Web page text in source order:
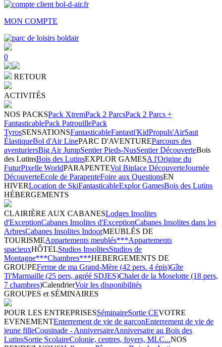
MON COMPTE
0
RETOUR
ACTIVITÉS
NOS PACKSPack XtremPack 2 ParcsPack 2 Parcs +
FantasticablePack PatrouillePack
TyrosSENSATIONSFantasticableFantasti'KidPropuls'AirSaut
ÉlastiqueBol d'Air LinePARC D'AVENTUREParcours des
aventuriersBig Air JumpSentier Pieds-NusSentier DécouverteBois
des LutinsBois des LutinsEXPLOR GAMESA l'Origine du
FuturPixelle WorldPARAPENTEVol Biplace DécouverteJournée
DécouverteEcole de ParapenteFoire aux QuestionsEN
HIVERLocation de SkiFantasticableExplor GamesBois des Lutins
HÉBERGEMENTS
CLAIRIÈRE AUX CABANESLodges Insolites
d'ExceptionCabanes Insolites d'ExceptionCabanes Insolites dans les
ArbresCabanes Insolites IndoorMEUBLÉS DE
TOURISMEAppartements meublés***Appartements
spacieuxHÔTELStudios InsolitesStudios de
Montagne***Chambres***HEBERGEMENTS DE
GROUPEFerme de ma Grand-Mère (42 pers. 4 épis)Gîte
Ti'Marmaille (25 pers, agréé SDJES)Chalet de la Moselotte (18 pers,
7 chambres)CalendrierVoir les disponibilités
GROUPES et SÉMINAIRES
POUR LES ENTREPRISESSéminaireSortie CEVOTRE
EVENEMENTEnterrement de vie de garçonEnterrement de vie de
jeune filleCousinade - AnniversaireAnniversaire au Bois des
LutinsSortie ScolaireColonie, centres, foyers, MLC...NOS